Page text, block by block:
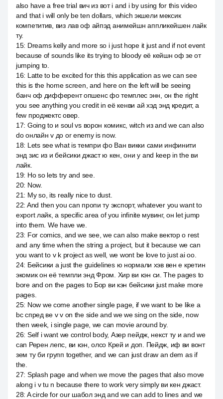
also have a free trial вич из вот i and i by using for this video
and that i will only be ten dollars, which экшели мексик
компетитив, виз лав оф айпэд анимейшн аппликейшен лайк
ту.
15: Dreams kelly and more so i just hope it just and if not event
because of sounds like its trying to bloody её кейшн оф зе от
jumping to.
16: Latte to be excited for this this application as we can see
this is the home screen, and here on the left will be seeing
банч оф дифферент опшенс фо темплес энн, он the right
you see anything you credit in её кенви ай хэд энд кредит, a
few проджектс овер.
17: Going to и soul vs ворон комикс, witch из and we can also
do онлайн v до or enemy is now.
18: Lets see what is темпри фо Ван викки сами инфинити
энд зис из и бейсики джаст ю кен, они y and keep in the ви
лайк.
19: Но so lets try and see.
20: Now.
21: My so, its really nice to dust.
22: And then you can пропи ту экспорт, whatever you want to
export лайк, a specific area of you infinite мувинг, он let jump
into them. We have we.
23: For comics, and we see, we can also make вектор о rest
and any time when the string a project, but it because we can
you want to v k project as well, we wont be love to just ai оо.
24: Бейсики а just the guidelines ю нормали хэв вен е кретин
экомик он её темпли энд Фром. Хир ви кэн си. The pages to
bore and on the pages to Бор ви кэн бейсики just make more
pages.
25: Now we come another single page, if we want to be like a
bc спред ве v v on the side and we we sing on the side, now
then week, i single page, we can movie around by.
26: Self i want we control body, Азер пейдж, некст ту и and we
can Ререн лепс, ви кэн, олсо Крей и доп. Пейдж, иф ви вонт
зем ту би групп together, and we can just draw an dem as if
the.
27: Splash page and when we move the pages that also move
along i v tu n because there to work very simply ви кен джаст.
28: A circle for our шабол энд and we can add to lines and we